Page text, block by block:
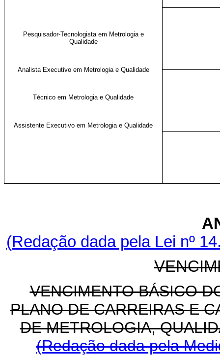
Pesquisador-Tecnologista em Metrologia e
Qualidade
Analista Executivo em Metrologia e Qualidade
Técnico em Metrologia e Qualidade
Assistente Executivo em Metrologia e Qualidade
(Redação dada pela Lei nº
VENCIMENTO BÁSICO
PLANO DE CARREIRAS E
DE METROLOGIA,
(Redação dada pela